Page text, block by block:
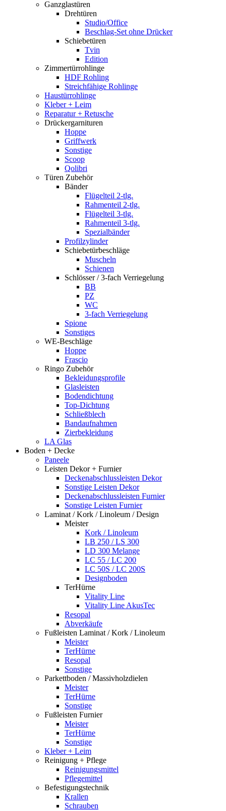
Ganzglastüren
Drehtüren
Studio/Office
Beschlag-Set ohne Drücker
Schiebetüren
Tvin
Edition
Zimmertürrohlinge
HDF Rohling
Streichfähige Rohlinge
Haustürrohlinge
Kleber + Leim
Reparatur + Retusche
Drückergarnituren
Hoppe
Griffwerk
Sonstige
Scoop
Qolibri
Türen Zubehör
Bänder
Flügelteil 2-tlg.
Rahmenteil 2-tlg.
Flügelteil 3-tlg.
Rahmenteil 3-tlg.
Spezialbänder
Profilzylinder
Schiebetürbeschläge
Muscheln
Schienen
Schlösser / 3-fach Verriegelung
BB
PZ
WC
3-fach Verriegelung
Spione
Sonstiges
WE-Beschläge
Hoppe
Frascio
Ringo Zubehör
Bekleidungsprofile
Glasleisten
Bodendichtung
Top-Dichtung
Schließblech
Bandaufnahmen
Zierbekleidung
LA Glas
Boden + Decke
Paneele
Leisten Dekor + Furnier
Deckenabschlussleisten Dekor
Sonstige Leisten Dekor
Deckenabschlussleisten Furnier
Sonstige Leisten Furnier
Laminat / Kork / Linoleum / Design
Meister
Kork / Linoleum
LB 250 / LS 300
LD 300 Melange
LC 55 / LC 200
LC 50S / LC 200S
Designboden
TerHürne
Vitality Line
Vitality Line AkusTec
Resopal
Abverkäufe
Fußleisten Laminat / Kork / Linoleum
Meister
TerHürne
Resopal
Sonstige
Parkettboden / Massivholzdielen
Meister
TerHürne
Sonstige
Fußleisten Furnier
Meister
TerHürne
Sonstige
Kleber + Leim
Reinigung + Pflege
Reinigungsmittel
Pflegemittel
Befestigungstechnik
Krallen
Schrauben